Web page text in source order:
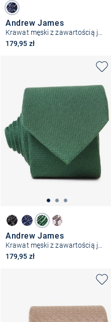
Andrew James
Krawat męski z zawartością jedwabiu
179,95 zł
Andrew James
179,95 zł